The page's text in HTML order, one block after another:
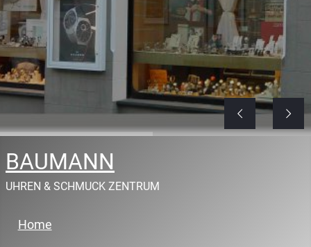
BAUMANN
UHREN & SCHMUCK ZENTRUM
Home